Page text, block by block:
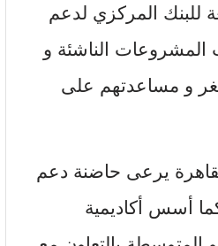
للبنك المركزي لدعم
المشروعات الناشئة و
و مساعدتهم على
يرعى حاضنة دعم
كما أسس أكاديمية